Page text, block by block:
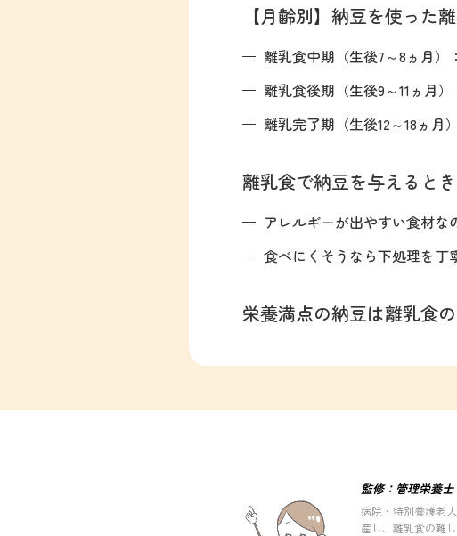
【月齢別】納豆を使った
離乳食中期（生後7～8ヵ月）
離乳食後期（生後9～11ヵ月
離乳完了期（生後12～18ヵ月
離乳食で納豆を与えると
アレルギーが出やすい食材な
食べにくそうなら下処理を丁
栄養満点の納豆は離乳食
監修：管理栄養
病院・特別養護老
産し、離乳食の難